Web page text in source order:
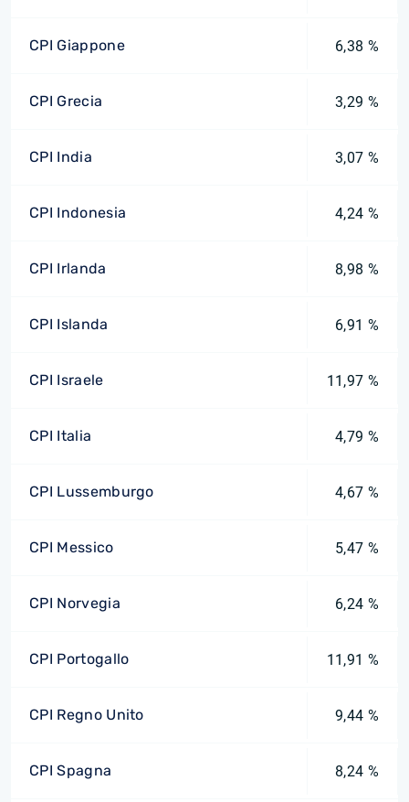
CPI Giappone 6,38 %
CPI Grecia 3,29 %
CPI India 3,07 %
CPI Indonesia 4,24 %
CPI Irlanda 8,98 %
CPI Islanda 6,91 %
CPI Israele 11,97 %
CPI Italia 4,79 %
CPI Lussemburgo 4,67 %
CPI Messico 5,47 %
CPI Norvegia 6,24 %
CPI Portogallo 11,91 %
CPI Regno Unito 9,44 %
CPI Spagna 8,24 %